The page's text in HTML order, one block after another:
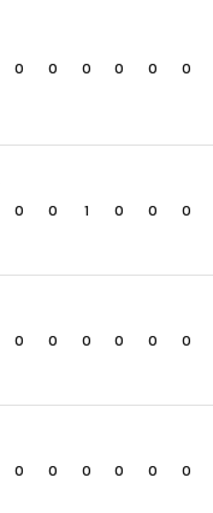
0 0 0 0 0 0
0 0 1 0 0 0
0 0 0 0 0 0
0 0 0 0 0 0